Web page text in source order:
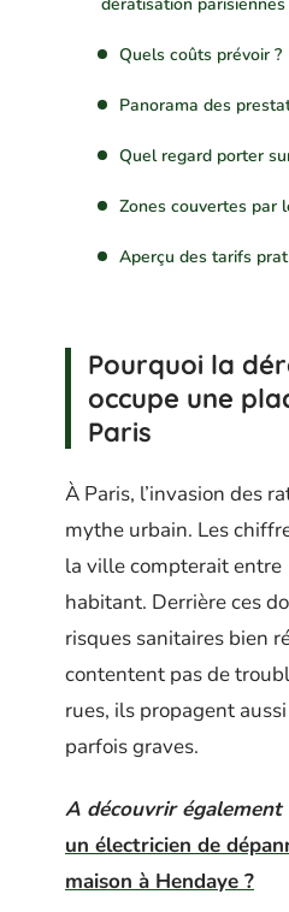
Quels coûts prévoir ?
Panorama des
Quel regard porter
Zones couvertes par
Aperçu des tarifs
Pourquoi la
occupe une
Paris
À Paris, l’invasion des
mythe urbain. Les
la ville compterait entre
habitant. Derrière ces
risques sanitaires bien
contentent pas de
rues, ils propagent
parfois graves.
A découvrir également
un électricien de
maison à Hendaye ?